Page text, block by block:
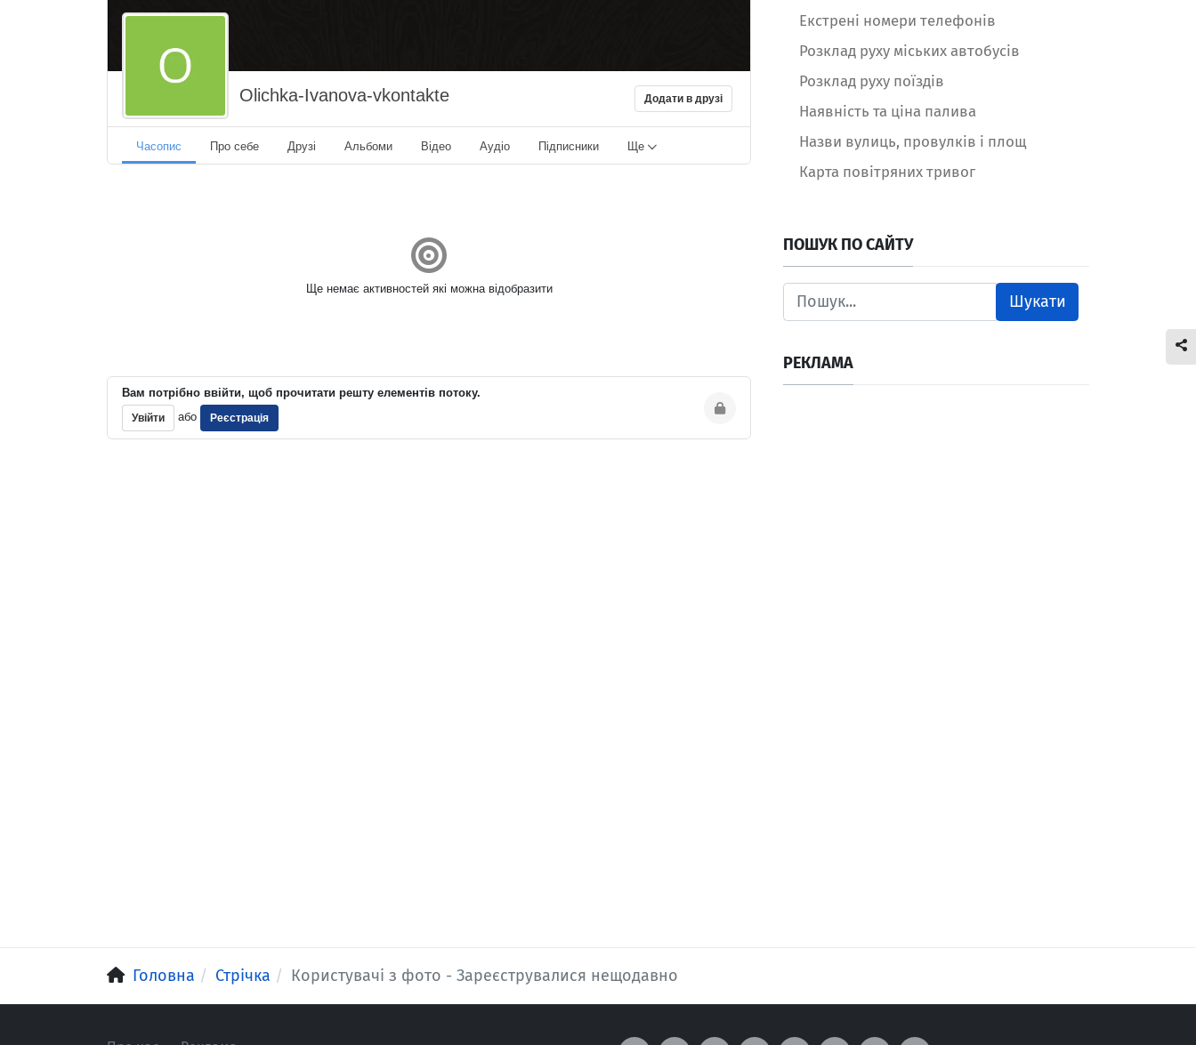
Olichka-Ivanova-vkontakte Додати в друзі
Часопис Про себе Друзі Альбоми Відео Аудіо Підписники Ще
Ще немає активностей які можна відобразити
Вам потрібно ввійти, щоб прочитати решту елементів потоку.
Увійти або Реєстрація
Екстрені номери телефонів
Розклад руху міських автобусів
Розклад руху поїздів
Наявність та ціна палива
Назви вулиць, провулків і площ
Карта повітряних тривог
ПОШУК ПО САЙТУ
Шукати
РЕКЛАМА
Головна Стрічка Користувачі з фото - Зареєструвалися нещодавно